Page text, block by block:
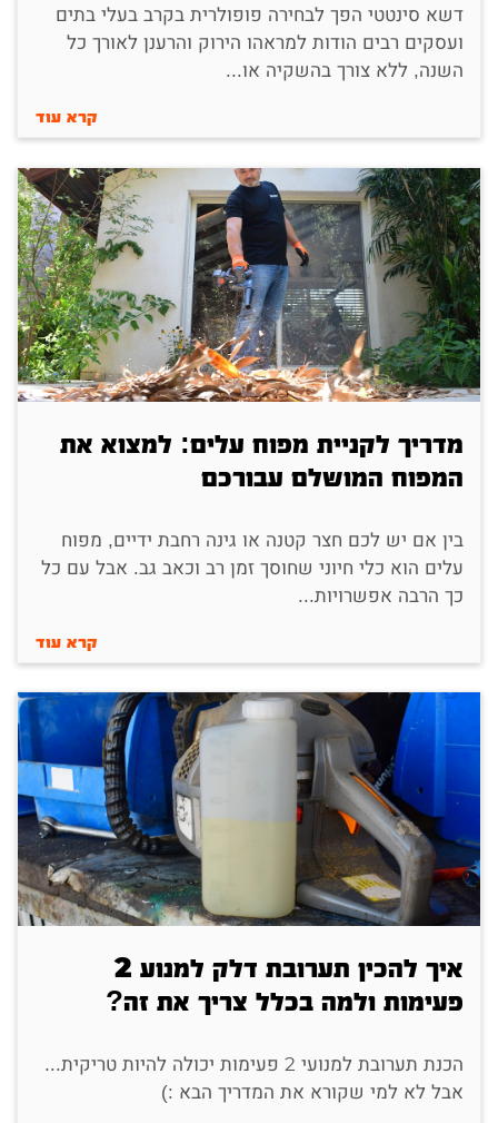
דשא סינטטי הפך לבחירה פופולרית בקרב בעלי בתים
ועסקים רבים הודות למראהו הירוק והרענן לאורך כל
השנה, ללא צורך בהשקיה או...
קרא עוד
מדריך לקניית מפוח עלים: למצוא את
המפוח המושלם עבורכם
בין אם יש לכם חצר קטנה או גינה רחבת ידיים, מפוח
עלים הוא כלי חיוני שחוסך זמן רב וכאב גב. אבל עם כל
כך הרבה אפשרויות...
קרא עוד
איך להכין תערובת דלק למנוע 2
פעימות ולמה בכלל צריך את זה?
הכנת תערובת למנועי 2 פעימות יכולה להיות טריקית...
אבל לא למי שקורא את המדריך הבא :)